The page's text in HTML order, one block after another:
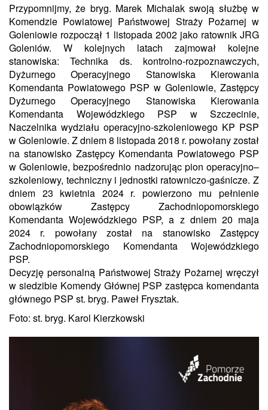
Przypomnijmy, że bryg. Marek Michalak swoją służbę w
Komendzie Powiatowej Państwowej Straży Pożarnej w
Goleniowie rozpoczął 1 listopada 2002 jako ratownik JRG
Goleniów. W kolejnych latach zajmował kolejne
stanowiska: Technika ds. kontrolno-rozpoznawczych,
Dyżurnego Operacyjnego Stanowiska Kierowania
Komendanta Powiatowego PSP w Goleniowie, Zastępcy
Dyżurnego Operacyjnego Stanowiska Kierowania
Komendanta Wojewódzkiego PSP w Szczecinie,
Naczelnika wydziału operacyjno-szkoleniowego KP PSP
w Goleniowie. Z dniem 8 listopada 2018 r. powołany został
na stanowisko Zastępcy Komendanta Powiatowego PSP
w Goleniowie, bezpośrednio nadzorując pion operacyjno–
szkoleniowy, techniczny i jednostki ratowniczo-gaśnicze. Z
dniem 23 kwietnia 2024 r. powierzono mu pełnienie
obowiązków Zastępcy Zachodniopomorskiego
Komendanta Wojewódzkiego PSP, a z dniem 20 maja
2024 r. powołany został na stanowisko Zastępcy
Zachodniopomorskiego Komendanta Wojewódzkiego
PSP.
Decyzję personalną Państwowej Straży Pożarnej wręczył
w siedzibie Komendy Głównej PSP zastępca komendanta
głównego PSP st. bryg. Paweł Frysztak.
Foto: st. bryg. Karol Kierzkowski